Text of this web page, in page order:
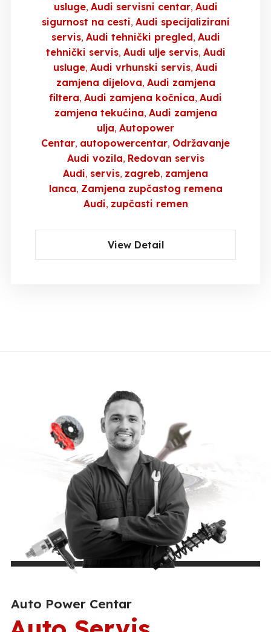
usluge Audi servisni centar Audi
sigurnost na cesti Audi specijalizirani
servis Audi tehnički pregled Audi
tehnički servis Audi ulje servis Audi
usluge Audi vrhunski servis Audi
zamjena dijelova Audi zamjena
filtera Audi zamjena kočnica Audi
zamjena tekućina Audi zamjena
ulja Autopower
Centar autopowercentar Održavanje
Audi vozila Redovan servis
Audi servis zagreb zamjena
lanca Zamjena zupčastog remena
Audi zupčasti remen
View Detail
Auto Power Centar